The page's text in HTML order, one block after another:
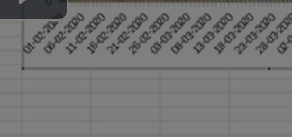
Lire
la